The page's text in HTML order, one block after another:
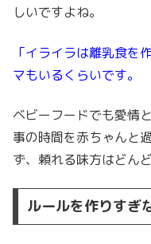
しいですよね。
「イライラは離乳食を
マもいるくらいです。
ベビーフードでも愛情
事の時間を赤ちゃんと
ず、頼れる味方はどん
ルールを作りすぎ